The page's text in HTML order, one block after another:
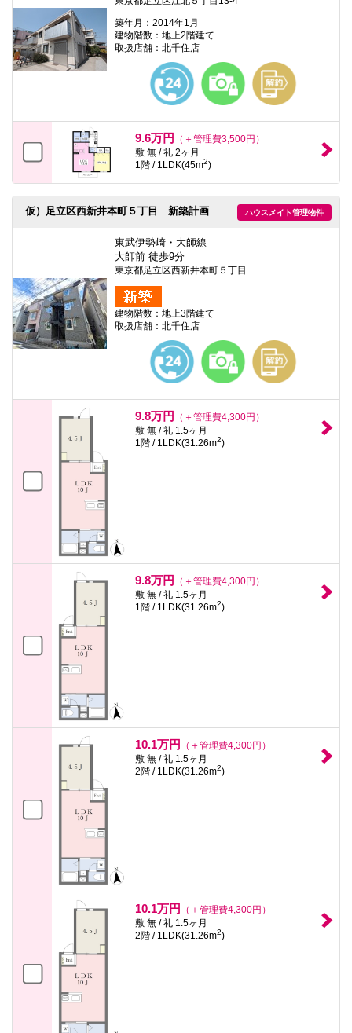
築年月：2014年1月
建物階数：地上2階建て
取扱店舗：北千住店
9.6万円
（＋管理費3,500円）
敷 無 / 礼 2ヶ月
1階 / 1LDK(45m2)
ハウスメイト管理物件
仮）足立区西新井本町５丁目 新築計画
東武伊勢崎・大師線
大師前 徒歩9分
東京都足立区西新井本町５丁目
建物階数：地上3階建て
取扱店舗：北千住店
9.8万円
（＋管理費4,300円）
敷 無 / 礼 1.5ヶ月
1階 / 1LDK(31.26m2)
9.8万円
（＋管理費4,300円）
敷 無 / 礼 1.5ヶ月
1階 / 1LDK(31.26m2)
10.1万円
（＋管理費4,300円）
敷 無 / 礼 1.5ヶ月
2階 / 1LDK(31.26m2)
10.1万円
（＋管理費4,300円）
敷 無 / 礼 1.5ヶ月
2階 / 1LDK(31.26m2)